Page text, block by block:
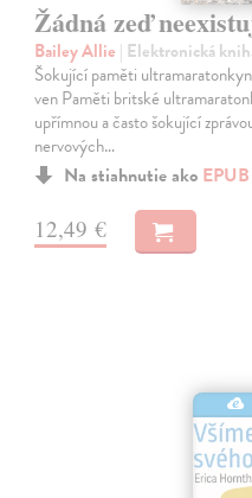
Žádná zeď
Bailey Allie | Elektronická
Šokující paměti
ven Paměti britské
upřímnou a často šokující
nervových…
Na stiahnutie ako EPUB
12,49 €